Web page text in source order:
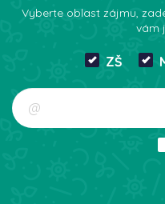
Vyberte oblast zájmu,
vám
ZŠ